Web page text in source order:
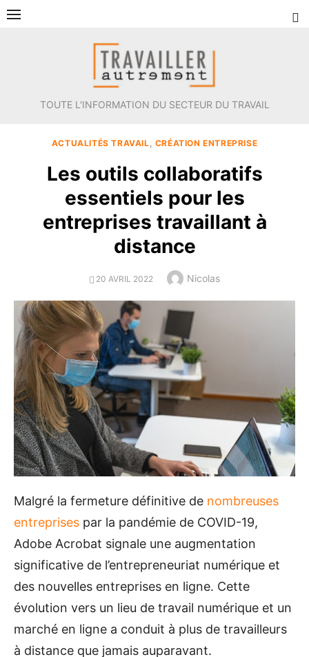
Aller
TOUTE L'INFORMATION DU SECTEUR DU TRAVAIL
ACTUALITÉS TRAVAIL CRÉATION ENTREPRISE
Les outils collaboratifs
essentiels pour les
entreprises travaillant à
distance
POSTED
20 AVRIL 2022 Author
Nicolas
Malgré la fermeture définitive de nombreuses
entreprises par la pandémie de COVID-19,
Adobe Acrobat signale une augmentation
significative de l’entrepreneuriat numérique et
des nouvelles entreprises en ligne. Cette
évolution vers un lieu de travail numérique et un
marché en ligne a conduit à plus de travailleurs
à distance que jamais auparavant.